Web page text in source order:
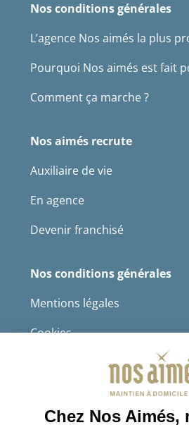
Nos conditions générales
L’agence Nos aimés la plus
Pourquoi Nos aimés est fait
Comment ça marche ?
Nos aimés recrute
Auxiliaire de vie
En agence
Devenir franchisé
Nos conditions générales
Mentions légales
Cookies
Protection des données à